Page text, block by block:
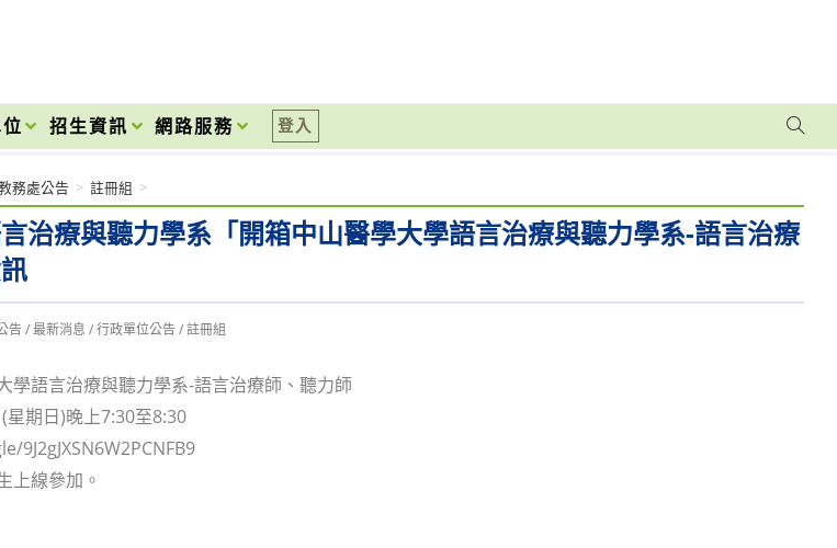
位 招生資訊 網路服務 登入
治療與聽力學系「開箱中山醫學大學語言治療與聽力學系-語言治療
務處公告 > 註冊組 >
告 / 最新消息 / 行政單位公告 / 註冊組
學語言治療與聽力學系-語言治療師、聽力師
期日)晚上7:30至8:30
上線參加。